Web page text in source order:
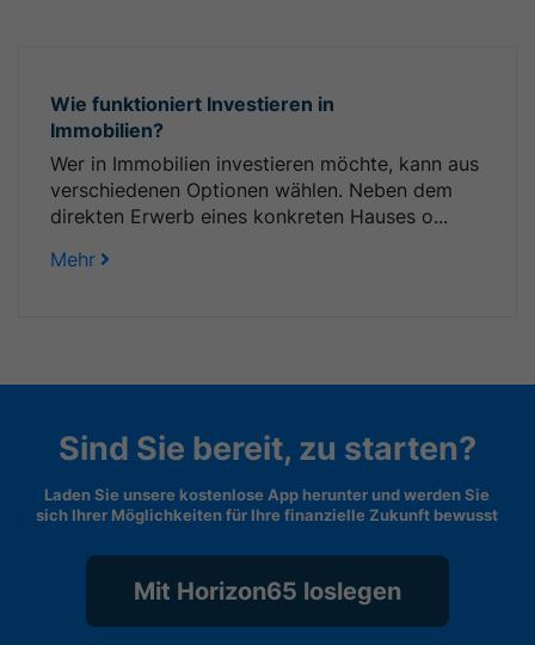
Wie funktioniert Investieren in
Immobilien?
Wer in Immobilien investieren möchte, kann aus
verschiedenen Optionen wählen. Neben dem
direkten Erwerb eines konkreten Hauses o...
Mehr
Sind Sie bereit, zu starten?
Laden Sie unsere kostenlose App herunter und werden Sie
sich Ihrer Möglichkeiten für Ihre finanzielle Zukunft bewusst
Mit Horizon65 loslegen